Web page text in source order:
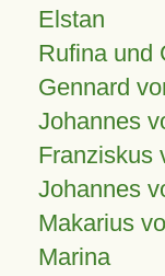
Elstan
Rufina und
Gennard
Johannes
Franziskus
Johannes
Makarius
Marina